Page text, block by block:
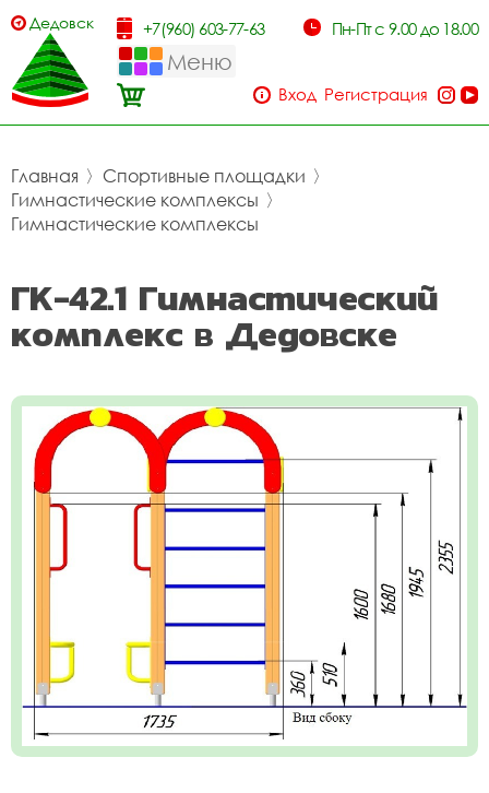
Дедовск +7(960) 603-77-63 Пн-Пт с 9.00 до 18.00
Меню
Вход Регистрация
Главная 〉 Спортивные площадки 〉
Гимнастические комплексы 〉
Гимнастические комплексы
ГК-42.1 Гимнастический
комплекс в Дедовске